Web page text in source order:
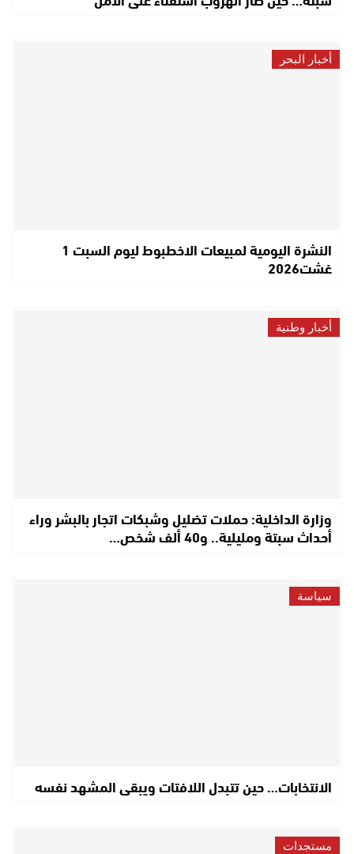
أخبار البحر
النشرة اليومية لمبيعات الاخطبوط ليوم السبت 1
غشت2026
أخبار وطنية
وزارة الداخلية: حملات تضليل وشبكات اتجار بالبشر وراء
أحداث سبتة ومليلية.. و40 ألف شخص…
سياسة
الانتخابات… حين تتبدل اللافتات ويبقى المشهد نفسه
مستجدات